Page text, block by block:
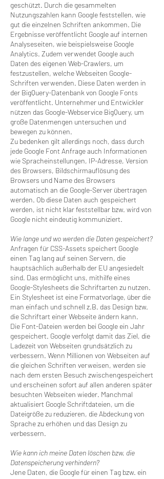
geschützt. Durch die gesammelten
Nutzungszahlen kann Google feststellen, wie
gut die einzelnen Schriften ankommen. Die
Ergebnisse veröffentlicht Google auf internen
Analyseseiten, wie beispielsweise Google
Analytics. Zudem verwendet Google auch
Daten des eigenen Web-Crawlers, um
festzustellen, welche Webseiten Google-
Schriften verwenden. Diese Daten werden in
der BigQuery-Datenbank von Google Fonts
veröffentlicht. Unternehmer und Entwickler
nützen das Google-Webservice BigQuery, um
große Datenmengen untersuchen und
bewegen zu können.
Zu bedenken gilt allerdings noch, dass durch
jede Google Font Anfrage auch Informationen
wie Spracheinstellungen, IP-Adresse, Version
des Browsers, Bildschirmauflösung des
Browsers und Name des Browsers
automatisch an die Google-Server übertragen
werden. Ob diese Daten auch gespeichert
werden, ist nicht klar feststellbar bzw. wird von
Google nicht eindeutig kommuniziert.
Wie lange und wo werden die Daten gespeichert?
Anfragen für CSS-Assets speichert Google
einen Tag lang auf seinen Servern, die
hauptsächlich außerhalb der EU angesiedelt
sind. Das ermöglicht uns, mithilfe eines
Google-Stylesheets die Schriftarten zu nutzen.
Ein Stylesheet ist eine Formatvorlage, über die
man einfach und schnell z.B. das Design bzw.
die Schriftart einer Webseite ändern kann.
Die Font-Dateien werden bei Google ein Jahr
gespeichert. Google verfolgt damit das Ziel, die
Ladezeit von Webseiten grundsätzlich zu
verbessern. Wenn Millionen von Webseiten auf
die gleichen Schriften verweisen, werden sie
nach dem ersten Besuch zwischengespeichert
und erscheinen sofort auf allen anderen später
besuchten Webseiten wieder. Manchmal
aktualisiert Google Schriftdateien, um die
Dateigröße zu reduzieren, die Abdeckung von
Sprache zu erhöhen und das Design zu
verbessern.
Wie kann ich meine Daten löschen bzw. die
Datenspeicherung verhindern?
Jene Daten, die Google für einen Tag bzw. ein